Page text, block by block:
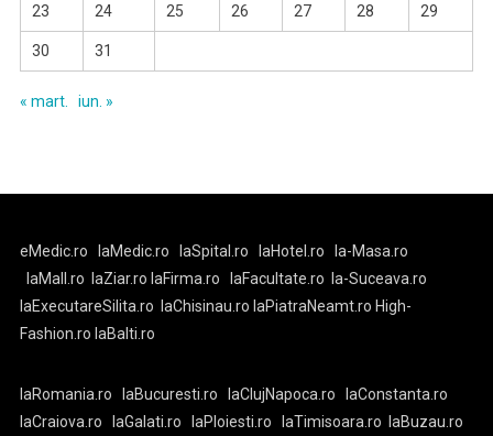
23 24 25 26 27 28 29
30 31
« mart. iun. »
eMedic.ro laMedic.ro laSpital.ro laHotel.ro
la-Masa.ro
laMall.ro laZiar.rolaFirma.ro laFacultate.ro la-Suceava.ro
laExecutareSilita.ro laChisinau.ro laPiatraNeamt.ro High-
Fashion.ro laBalti.ro
laRomania.ro laBucuresti.ro laClujNapoca.ro
laConstanta.ro
laCraiova.ro
laGalati.ro laPloiesti.ro laTimisoara.ro laBuzau.ro